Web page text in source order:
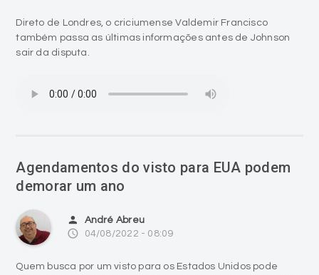
Direto de Londres, o criciumense Valdemir Francisco
também passa as últimas informações antes de Johnson
sair da disputa.
Agendamentos do visto para EUA podem
demorar um ano
person André Abreu
access_time 04/08/2022 - 08:09
Quem busca por um visto para os Estados Unidos pode